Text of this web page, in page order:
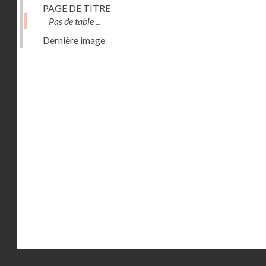
PAGE DE TITRE
Pas de table ...
Dernière image